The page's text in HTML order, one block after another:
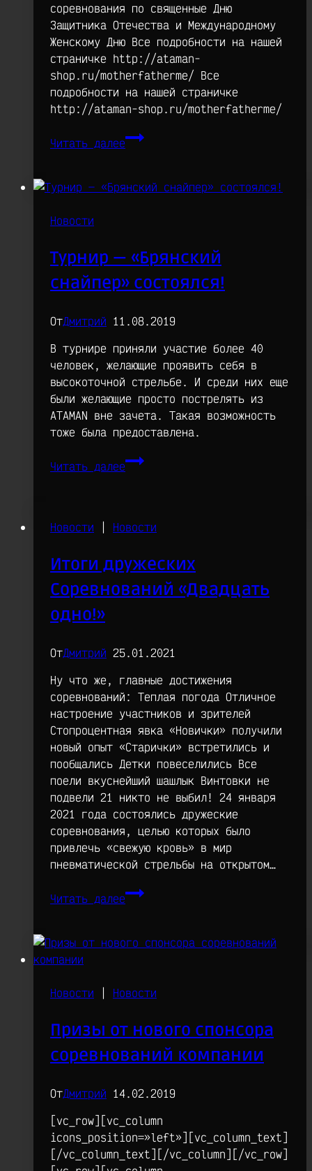
соревнования по священные Дню
Защитника Отечества и Международному
Женскому Дню Все подробности на нашей
страничке http://ataman-
shop.ru/motherfatherme/ Все
подробности на нашей страничке
http://ataman-shop.ru/motherfatherme/
Читать далее
Соревнования
«Мама,
я
Новости
Турнир — «Брянский
снайпер» состоялся!
ОтДмитрий 11.08.2019
В турнире приняли участие более 40
человек, желающие проявить себя в
высокоточной стрельбе. И среди них еще
были желающие просто пострелять из
ATAMAN вне зачета. Такая возможность
тоже была предоставлена.
Читать далее
Турнир
—
состоялся!
Новости Новости
Итоги дружеских
Соревнований «Двадцать
одно!»
ОтДмитрий 25.01.2021
Ну что же, главные достижения
соревнований: Теплая погода Отличное
настроение участников и зрителей
Стопроцентная явка «Новички» получили
новый опыт «Старички» встретились и
пообщались Детки повеселились Все
поели вкуснейший шашлык Винтовки не
подвели 21 никто не выбил! 24 января
2021 года состоялись дружеские
соревнования, целью которых было
привлечь «свежую кровь» в мир
пневматической стрельбы на открытом…
Читать далее
Итоги
дружеских
«Двадцать
Новости Новости
Призы от нового спонсора
соревнований компании
ОтДмитрий 14.02.2019
[vc_row][vc_column
icons_position=»left»][vc_column_text]
[/vc_column_text][/vc_column][/vc_row]